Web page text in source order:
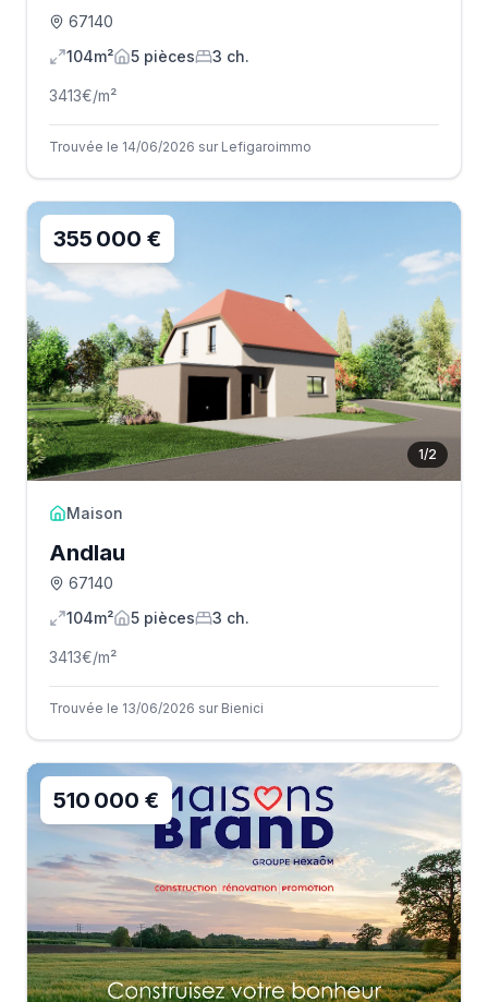
67140
104m²
5 pièces 3 ch.
3413€/m²
Trouvée le 14/06/2026 sur Lefigaroimmo
1/2
355 000 €
Maison
Andlau
67140
104m²
5 pièces 3 ch.
3413€/m²
Trouvée le 13/06/2026 sur Bienici
510 000 €